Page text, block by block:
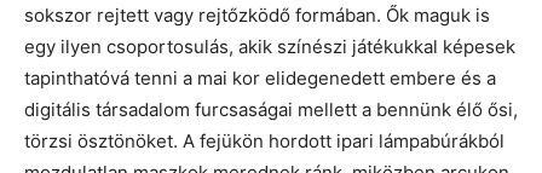
sokszor rejtett vagy rejtőzködő formában. Ők maguk is
egy ilyen csoportosulás, akik színészi játékukkal képesek
tapinthatóvá tenni a mai kor elidegenedett embere és a
digitális társadalom furcsaságai mellett a bennünk élő ősi,
törzsi ösztönöket. A fejükön hordott ipari lámpabúrákból